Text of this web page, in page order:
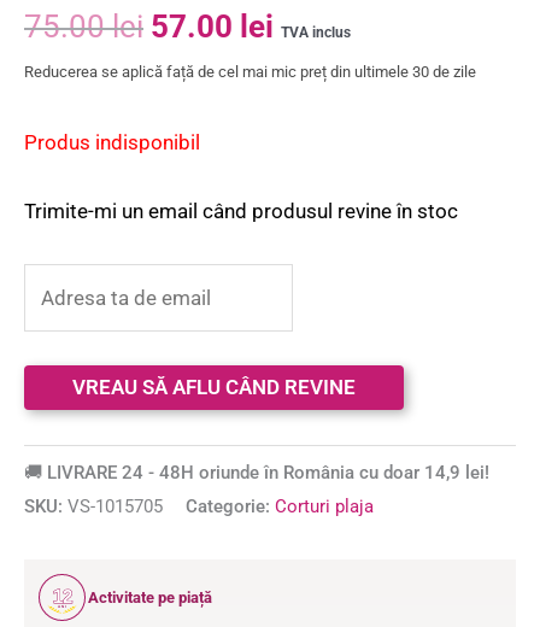
75.00lei 57.00 lei TVA inclus
Reducerea se aplică față de cel mai mic preț din ultimele 30 de zile
Produs indisponibil
Trimite-mi un email când produsul revine în stoc
🚚 LIVRARE 24 - 48H oriunde în România cu doar 14,9 lei!
SKU: VS-1015705 Categorie: Corturi plaja
12
ANI
Activitate pe piață